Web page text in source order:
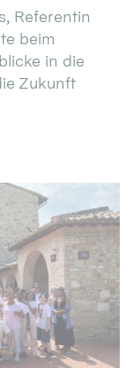
Referentin
beim
in die
Zukunft